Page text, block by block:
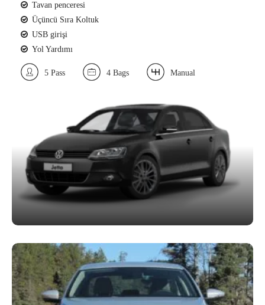
Tavan penceresi
Üçüncü Sıra Koltuk
USB girişi
Yol Yardımı
5 Pass 4 Bags Manual